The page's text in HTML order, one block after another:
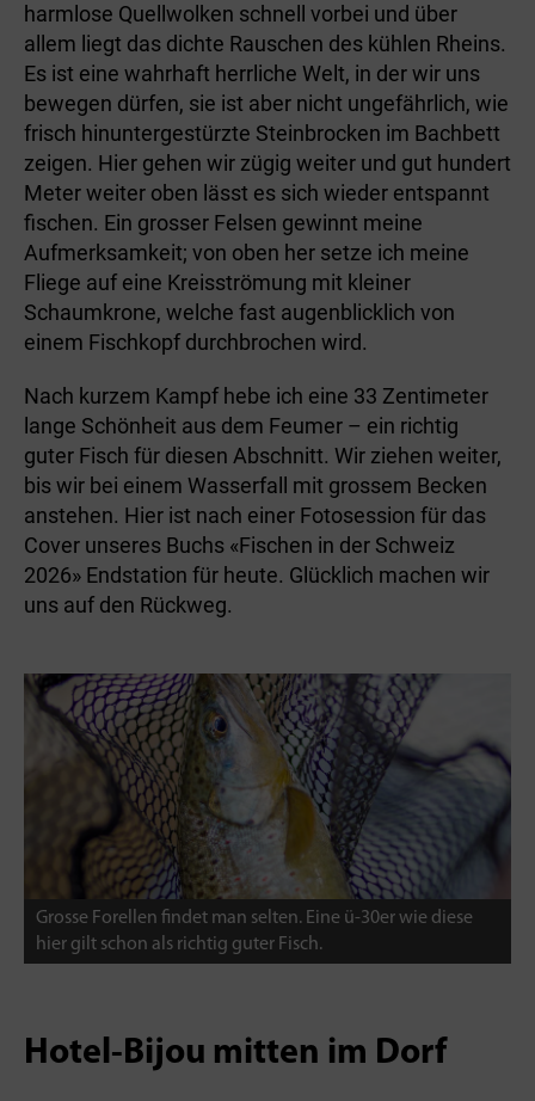
harmlose Quellwolken schnell vorbei und über
allem liegt das dichte Rauschen des kühlen Rheins.
Es ist eine wahrhaft herrliche Welt, in der wir uns
bewegen dürfen, sie ist aber nicht ungefährlich, wie
frisch hinuntergestürzte Steinbrocken im Bachbett
zeigen. Hier gehen wir zügig weiter und gut hundert
Meter weiter oben lässt es sich wieder entspannt
fischen. Ein grosser Felsen gewinnt meine
Aufmerksamkeit; von oben her setze ich meine
Fliege auf eine Kreisströmung mit kleiner
Schaumkrone, welche fast augenblicklich von
einem Fischkopf durchbrochen wird.
Nach kurzem Kampf hebe ich eine 33 Zentimeter
lange Schönheit aus dem Feumer – ein richtig
guter Fisch für diesen Abschnitt. Wir ziehen weiter,
bis wir bei einem Wasserfall mit grossem Becken
anstehen. Hier ist nach einer Fotosession für das
Cover unseres Buchs «Fischen in der Schweiz
2026» Endstation für heute. Glücklich machen­ wir
uns auf den Rückweg.
Grosse Forellen findet man selten. Eine ü-30er wie diese
hier gilt schon als richtig guter Fisch.
Hotel-Bijou mitten im Dorf